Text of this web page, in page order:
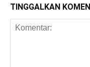
TINGGALKAN